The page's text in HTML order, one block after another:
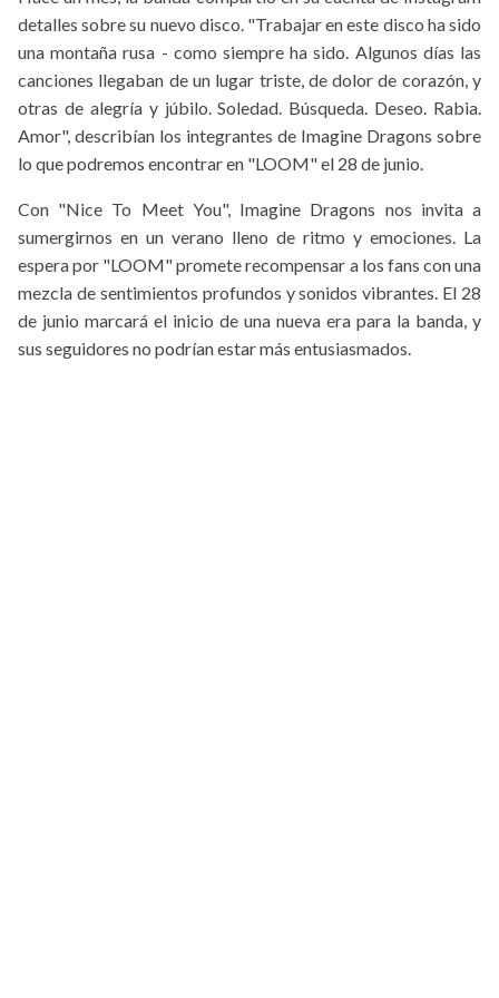
detalles sobre su nuevo disco. "Trabajar en este disco ha sido
una montaña rusa - como siempre ha sido. Algunos días las
canciones llegaban de un lugar triste, de dolor de corazón, y
otras de alegría y júbilo. Soledad. Búsqueda. Deseo. Rabia.
Amor", describían los integrantes de Imagine Dragons sobre
lo que podremos encontrar en "LOOM" el 28 de junio.
Con "Nice To Meet You", Imagine Dragons nos invita a
sumergirnos en un verano lleno de ritmo y emociones. La
espera por "LOOM" promete recompensar a los fans con una
mezcla de sentimientos profundos y sonidos vibrantes. El 28
de junio marcará el inicio de una nueva era para la banda, y
sus seguidores no podrían estar más entusiasmados.